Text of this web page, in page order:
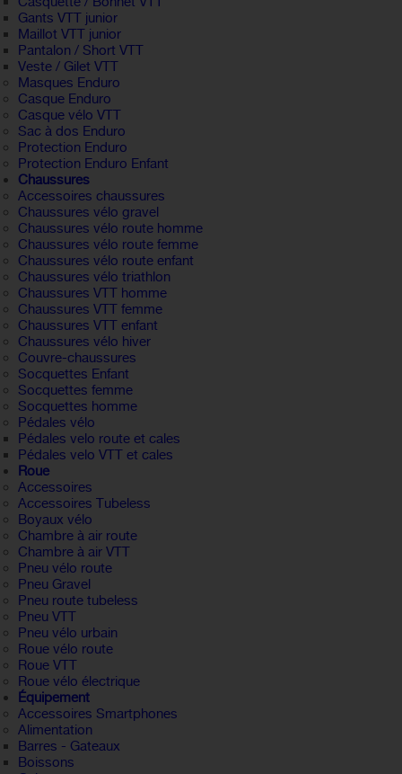
Gants VTT junior
Maillot VTT junior
Pantalon / Short VTT
Veste / Gilet VTT
Masques Enduro
Casque Enduro
Casque vélo VTT
Sac à dos Enduro
Protection Enduro
Protection Enduro Enfant
Chaussures
Accessoires chaussures
Chaussures vélo gravel
Chaussures vélo route homme
Chaussures vélo route femme
Chaussures vélo route enfant
Chaussures vélo triathlon
Chaussures VTT homme
Chaussures VTT femme
Chaussures VTT enfant
Chaussures vélo hiver
Couvre-chaussures
Socquettes Enfant
Socquettes femme
Socquettes homme
Pédales vélo
Pédales velo route et cales
Pédales velo VTT et cales
Roue
Accessoires
Accessoires Tubeless
Boyaux vélo
Chambre à air route
Chambre à air VTT
Pneu vélo route
Pneu Gravel
Pneu route tubeless
Pneu VTT
Pneu vélo urbain
Roue vélo route
Roue VTT
Roue vélo électrique
Équipement
Accessoires Smartphones
Alimentation
Barres - Gateaux
Boissons